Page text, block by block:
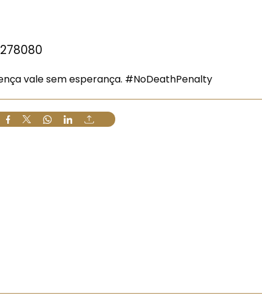
vale sem esperança. #NoDeathPenalty